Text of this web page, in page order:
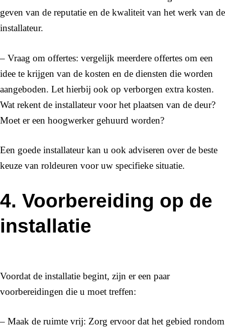
geven van de reputatie en de kwaliteit van het werk van de
installateur.
– Vraag om offertes: vergelijk meerdere offertes om een
idee te krijgen van de kosten en de diensten die worden
aangeboden. Let hierbij ook op verborgen extra kosten.
Wat rekent de installateur voor het plaatsen van de deur?
Moet er een hoogwerker gehuurd worden?
Een goede installateur kan u ook adviseren over de beste
keuze van roldeuren voor uw specifieke situatie.
4. Voorbereiding op de
installatie
Voordat de installatie begint, zijn er een paar
voorbereidingen die u moet treffen:
– Maak de ruimte vrij: Zorg ervoor dat het gebied rondom